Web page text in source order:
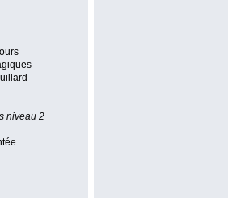
niveau 2